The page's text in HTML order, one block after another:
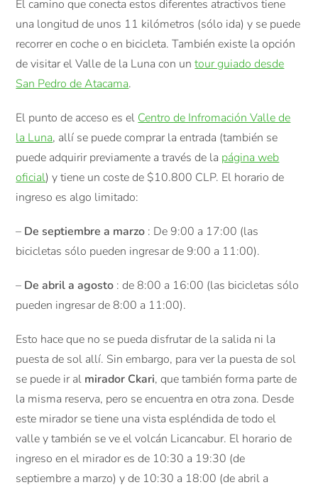
El camino que conecta estos diferentes atractivos tiene
una longitud de unos 11 kilómetros (sólo ida) y se puede
recorrer en coche o en bicicleta. También existe la opción
de visitar el Valle de la Luna con untour guiado desde
San Pedro de Atacama.
El punto de acceso es elCentro de Infromación Valle de
la Luna, allí se puede comprar la entrada (también se
puede adquirir previamente a través de la página web
oficial) y tiene un coste de $10.800 CLP. El horario de
ingreso es algo limitado:
– De septiembre a marzo : De 9:00 a 17:00 (las
bicicletas sólo pueden ingresar de 9:00 a 11:00).
– De abril a agosto : de 8:00 a 16:00 (las bicicletas sólo
pueden ingresar de 8:00 a 11:00).
Esto hace que no se pueda disfrutar de la salida ni la
puesta de sol allí. Sin embargo, para ver la puesta de sol
se puede ir al mirador Ckari, que también forma parte de
la misma reserva, pero se encuentra en otra zona. Desde
este mirador se tiene una vista espléndida de todo el
valle y también se ve el volcán Licancabur. El horario de
ingreso en el mirador es de 10:30 a 19:30 (de
septiembre a marzo) y de 10:30 a 18:00 (de abril a